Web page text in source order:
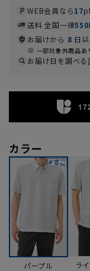
WEB会員なら17
送料 全国一律550
お届けから 8 日
一部対象外商品あ
お届け日を調べる
カラー
パープル ラ